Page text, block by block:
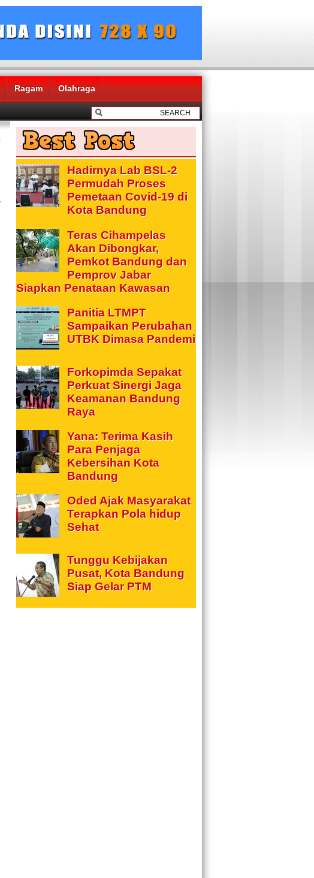
Ragam Olahraga
Hadirnya Lab BSL-2
Permudah Proses
Pemetaan Covid-19 di
Kota Bandung
Teras Cihampelas
Akan Dibongkar,
Pemkot Bandung dan
Pemprov Jabar
Siapkan Penataan Kawasan
Panitia LTMPT
Sampaikan Perubahan
UTBK Dimasa Pandemi
Forkopimda Sepakat
Perkuat Sinergi Jaga
Keamanan Bandung
Raya
Yana: Terima Kasih
Para Penjaga
Kebersihan Kota
Bandung
Oded Ajak Masyarakat
Terapkan Pola hidup
Sehat
Tunggu Kebijakan
Pusat, Kota Bandung
Siap Gelar PTM